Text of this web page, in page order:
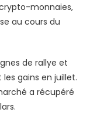
monnaies,
au cours du
de rallye et
gains en juillet.
a récupéré